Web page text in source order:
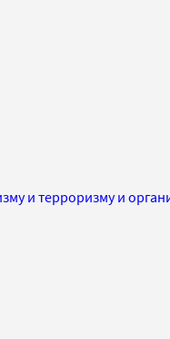
и терроризму и